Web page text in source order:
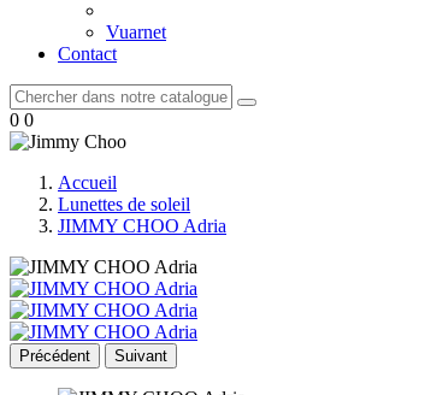
Vuarnet
Contact
0 0
Accueil
Lunettes de soleil
JIMMY CHOO Adria
Précédent Suivant